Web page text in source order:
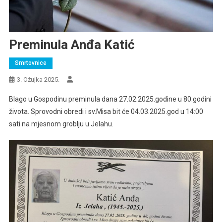
Preminula Anđa Katić
Smrtovnice
3. Ožujka 2025.
Blago u Gospodinu preminula dana 27.02.2025.godine u 80.godini
života. Sprovodni obredi i sv.Misa bit će 04.03.2025.god u 14:00
sati na mjesnom groblju u Jelahu.